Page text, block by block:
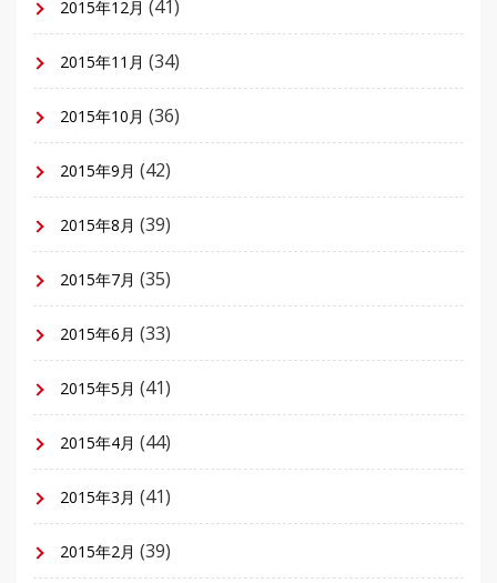
2015年12月 (41)
2015年11月 (34)
2015年10月 (36)
2015年9月 (42)
2015年8月 (39)
2015年7月 (35)
2015年6月 (33)
2015年5月 (41)
2015年4月 (44)
2015年3月 (41)
2015年2月 (39)